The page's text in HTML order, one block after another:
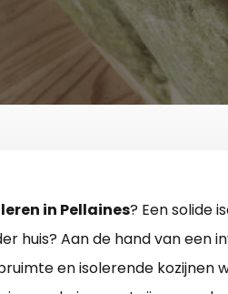
in Pellaines? Een solide
huis? Aan de hand van een
en isolerende kozijnen